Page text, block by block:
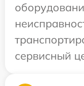
сервисный